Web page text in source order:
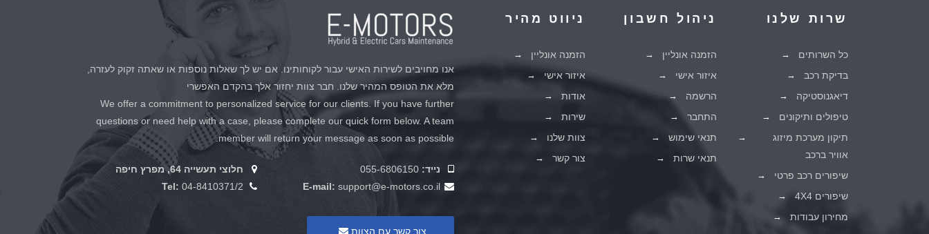
אנו מחויבים לשירות האישי עבור לקוחותינו. אם יש לך שאלות נוספות או שאתה זקוק לעזרה,
מלא את הטופס המהיר שלנו. חבר צוות יחזור אלך בהקדם האפשרי
We offer a commitment to personalized service for our clients. If you have further
questions or need help with a case, please complete our quick form below. A team
member will return your message as soon as possible.
חלוצי תעשייה 64, מפרץ חיפה
Tel: 04-8410371/2
נייד: 055-6806150
E-mail: support@e-motors.co.il
צור קשר עם הצוות
ניווט מהיר
הזמנה אונליין
איזור אישי
אודות
שירות
צוות שלנו
צור קשר
ניהול חשבון
הזמנה אונליין
איזור אישי
הרשמה
התחבר
תנאי שימוש
תנאי שרות
שרות שלנו
כל השרותים
בדיקת רכב
דיאגנוסטיקה
טיפולים ותיקונים
תיקון מערכת מיזוג
אוויר ברכב
שיפורים רכב פרטי
שיפורים 4X4
מחירון עבודות